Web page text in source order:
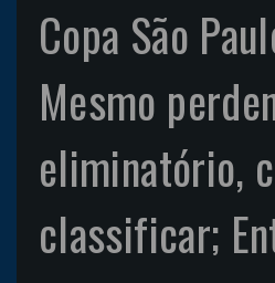
Copa São
Mesmo
eliminatório,
classificar;